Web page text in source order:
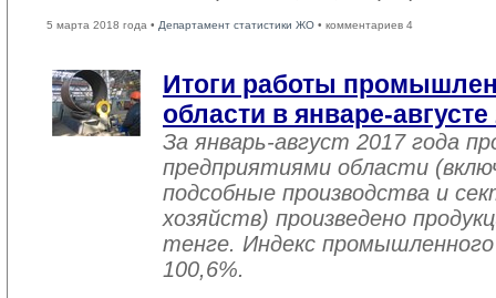
5 марта 2018 года • Департамент статистики ЖО • комментариев 4
Итоги работы
области в январе-августе
За январь-август 2017 года
предприятиями области
подсобные производства и
хозяйств) произведено
тенге. Индекс
100,6%.